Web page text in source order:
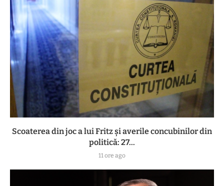
Scoaterea din joc a lui Fritz și averile concubinilor din
politică: 27...
11 ore ago